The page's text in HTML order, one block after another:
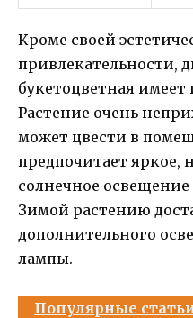
Кроме своей
привлекательности,
букетоцветная
Растение очень
может цвести в
предпочитает яркое,
солнечное
Зимой растению
дополнительного
лампы.
Популярные